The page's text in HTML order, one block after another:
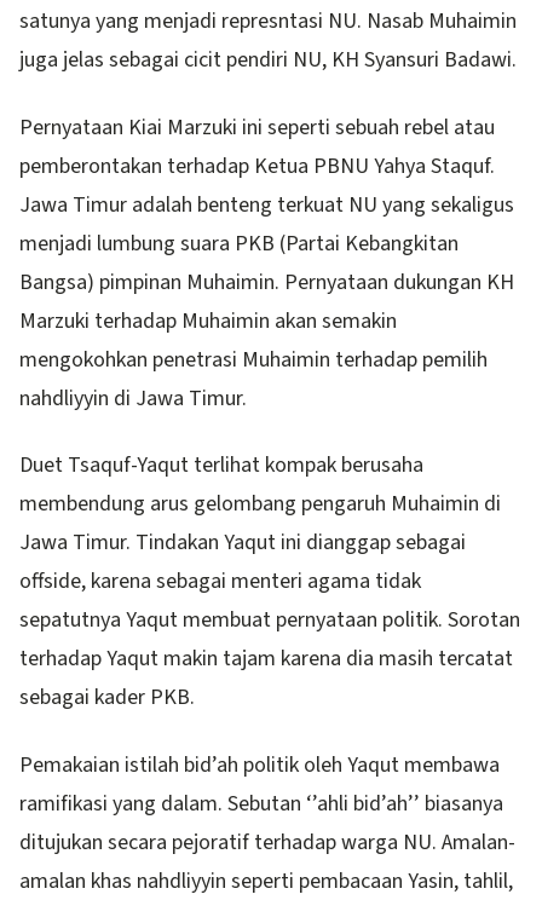
satunya yang menjadi represntasi NU. Nasab Muhaimin
juga jelas sebagai cicit pendiri NU, KH Syansuri Badawi.
Pernyataan Kiai Marzuki ini seperti sebuah rebel atau
pemberontakan terhadap Ketua PBNU Yahya Staquf.
Jawa Timur adalah benteng terkuat NU yang sekaligus
menjadi lumbung suara PKB (Partai Kebangkitan
Bangsa) pimpinan Muhaimin. Pernyataan dukungan KH
Marzuki terhadap Muhaimin akan semakin
mengokohkan penetrasi Muhaimin terhadap pemilih
nahdliyyin di Jawa Timur.
Duet Tsaquf-Yaqut terlihat kompak berusaha
membendung arus gelombang pengaruh Muhaimin di
Jawa Timur. Tindakan Yaqut ini dianggap sebagai
offside, karena sebagai menteri agama tidak
sepatutnya Yaqut membuat pernyataan politik. Sorotan
terhadap Yaqut makin tajam karena dia masih tercatat
sebagai kader PKB.
Pemakaian istilah bid’ah politik oleh Yaqut membawa
ramifikasi yang dalam. Sebutan ‘’ahli bid’ah’’ biasanya
ditujukan secara pejoratif terhadap warga NU. Amalan-
amalan khas nahdliyyin seperti pembacaan Yasin, tahlil,